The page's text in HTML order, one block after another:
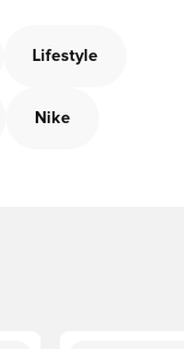
Lifestyle
Nike